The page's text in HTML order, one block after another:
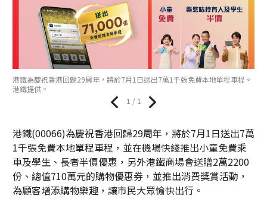
港鐵為慶祝香港回歸29周年，將於7月1日送出7萬1千張免費本地單程車程。
港鐵提供。
1 / 1
港鐵(00066)為慶祝香港回歸29周年，將於7月1日送出7萬
1千張免費本地單程車程，並在機場快綫推出小童免費乘
車及學生、長者半價優惠，另外港鐵商場會送贈2萬2200
份、總值710萬元的購物優惠券，並推出消費獎賞活動，
為顧客增添購物樂趣，讓市民大眾愉快出行。